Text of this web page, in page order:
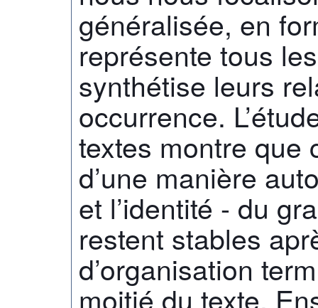
généralisée, en
représente tous
synthétise leurs
occurrence.
textes montre que
d’une manière
et l’identité - du
restent stables
d’organisation
moitié du texte.